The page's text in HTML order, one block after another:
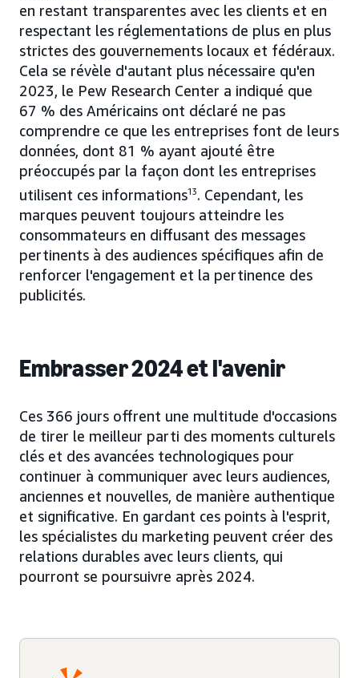
en restant transparentes avec les clients et en
respectant les réglementations de plus en plus
strictes des gouvernements locaux et fédéraux.
Cela se révèle d'autant plus nécessaire qu'en
2023, le Pew Research Center a indiqué que
67 % des Américains ont déclaré ne pas
comprendre ce que les entreprises font de leurs
données, dont 81 % ayant ajouté être
préoccupés par la façon dont les entreprises
utilisent ces informations13. Cependant, les
marques peuvent toujours atteindre les
consommateurs en diffusant des messages
pertinents à des audiences spécifiques afin de
renforcer l'engagement et la pertinence des
publicités.
Embrasser 2024 et l'avenir
Ces 366 jours offrent une multitude d'occasions
de tirer le meilleur parti des moments culturels
clés et des avancées technologiques pour
continuer à communiquer avec leurs audiences,
anciennes et nouvelles, de manière authentique
et significative. En gardant ces points à l'esprit,
les spécialistes du marketing peuvent créer des
relations durables avec leurs clients, qui
pourront se poursuivre après 2024.